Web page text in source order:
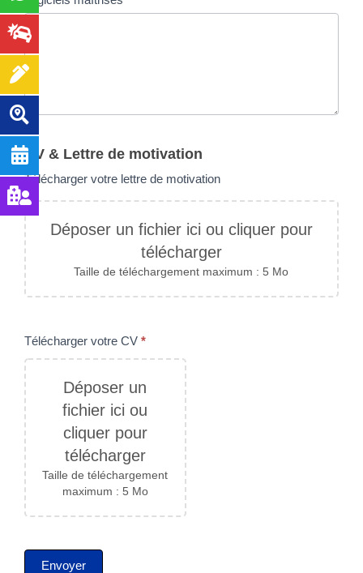
CV & Lettre de motivation
Télécharger votre lettre de motivation
Déposer un fichier ici ou cliquer pour
télécharger
Taille de téléchargement maximum : 5 Mo
Télécharger votre CV *
Déposer un
fichier ici ou
cliquer pour
télécharger
Taille de téléchargement
maximum : 5 Mo
Envoyer